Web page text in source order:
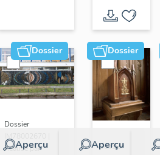
Dossier
Aperçu
Dossier
IM78002670 |
Réalisé par
Dossier
Aperçu
Dossier